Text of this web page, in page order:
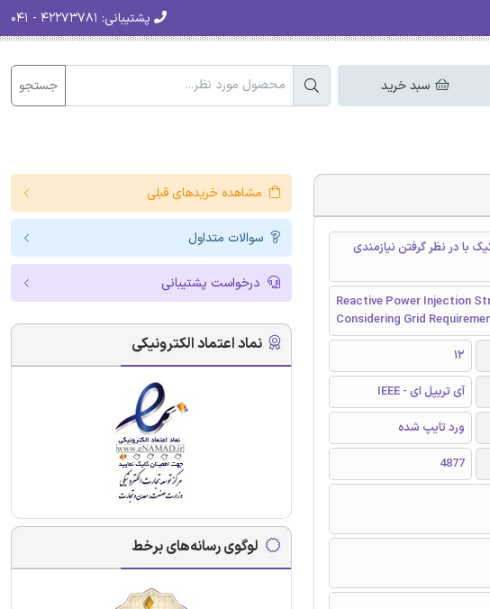
پشتیبانی:
سبد خرید جستجو
با در نظر گرفتن نیازمندی
Reactive Power Injection
Considering Grid
12
آی تریپل ای - IEEE
ورد تایپ شده
4877
مشاهده خریدهای قبلی
سوالات متداول
درخواست پشتیبانی
نماد اعتماد الکترونیکی
لوگوی رسانه‌های برخط